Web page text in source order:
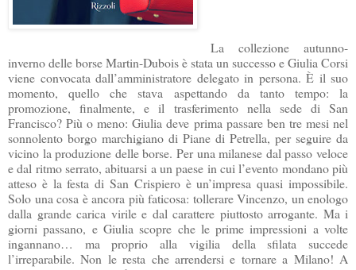
La collezione autunno-
inverno delle borse Martin-Dubois è stata un successo e Giulia Corsi
viene convocata dall’amministratore delegato in persona. È il suo
momento, quello che stava aspettando da tanto tempo: la
promozione, finalmente, e il trasferimento nella sede di San
Francisco? Più o meno: Giulia deve prima passare ben tre mesi nel
sonnolento borgo marchigiano di Piane di Petrella, per seguire da
vicino la produzione delle borse. Per una milanese dal passo veloce
e dal ritmo serrato, abituarsi a un paese in cui l’evento mondano più
atteso è la festa di San Crispiero è un’impresa quasi impossibile.
Solo una cosa è ancora più faticosa: tollerare Vincenzo, un enologo
dalla grande carica virile e dal carattere piuttosto arrogante. Ma i
giorni passano, e Giulia scopre che le prime impressioni a volte
ingannano… ma proprio alla vigilia della sfilata succede
l’irreparabile. Non le resta che arrendersi e tornare a Milano! A